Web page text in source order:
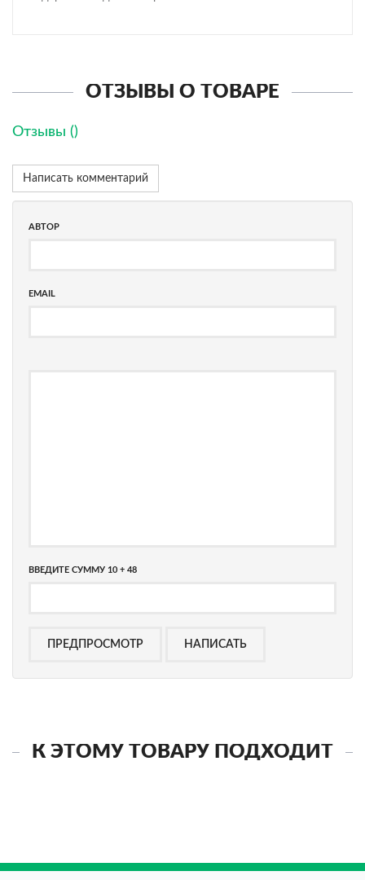
ОТЗЫВЫ О ТОВАРЕ
Отзывы ()
Написать комментарий
АВТОР
EMAIL
ВВЕДИТЕ СУММУ 10 + 48
К ЭТОМУ ТОВАРУ ПОДХОДИТ